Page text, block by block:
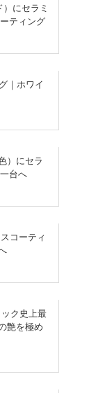
にセラミ
ティング
｜ホワイ
）にセラ
台へ
コーティ
ク史上最
艶を極め